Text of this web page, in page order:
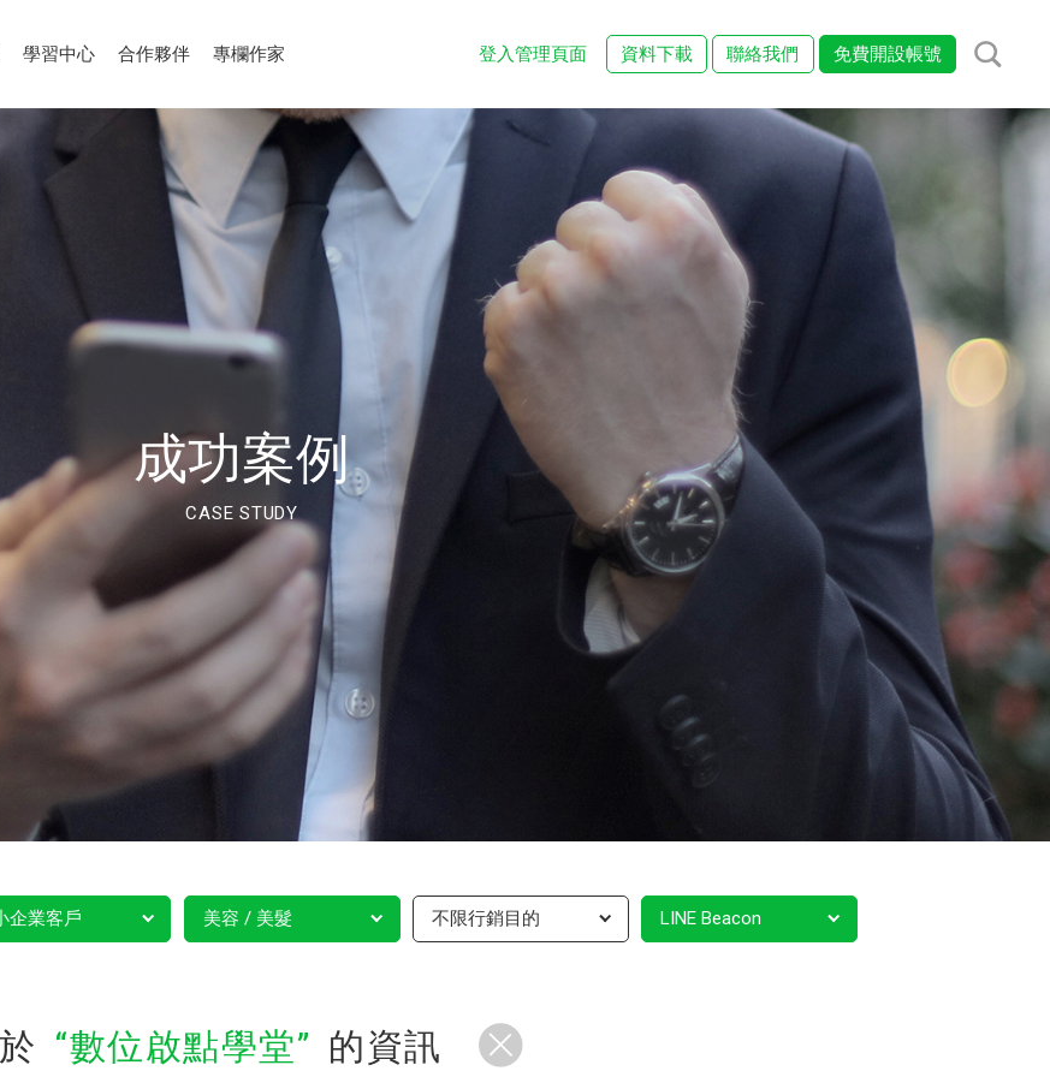
學習中心 合作夥伴 專欄作家 登入管理頁面 資料下載 聯絡我們 免費開設帳號
成功案例
CASE STUDY
企業客戶 美容 / 美髮 不限行銷目的 LINE Beacon
數位啟點學堂 的資訊